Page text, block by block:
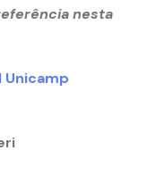
nesta
Unicamp